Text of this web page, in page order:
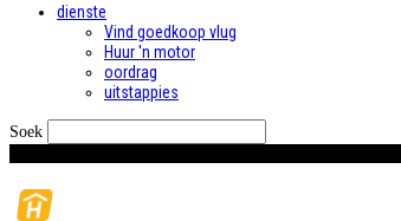
dienste
Vind goedkoop vlug
Huur 'n motor
oordrag
uitstappies
Soek